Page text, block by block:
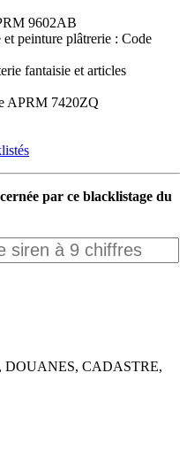
9602AB
peinture plâtrerie : Code
fantaisie et articles
APRM 7420ZQ
par ce blacklistage du
DOUANES, CADASTRE,